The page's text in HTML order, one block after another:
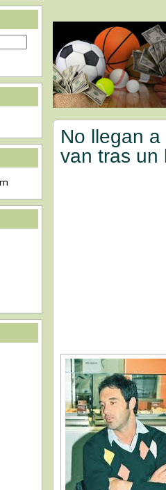
No llegan
van tras un